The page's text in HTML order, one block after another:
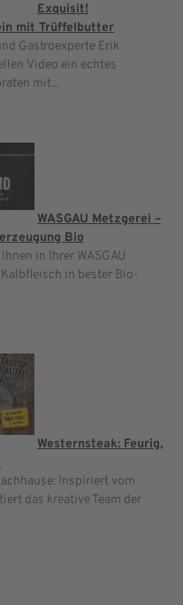
Exquisit!
mit Trüffelbutter
Gastroexperte Erik
Video ein echtes
mit...
WASGAU Metzgerei –
Bio
in Ihrer WASGAU
in bester Bio-
Westernsteak: Feurig,
Inspiriert vom
das kreative Team der